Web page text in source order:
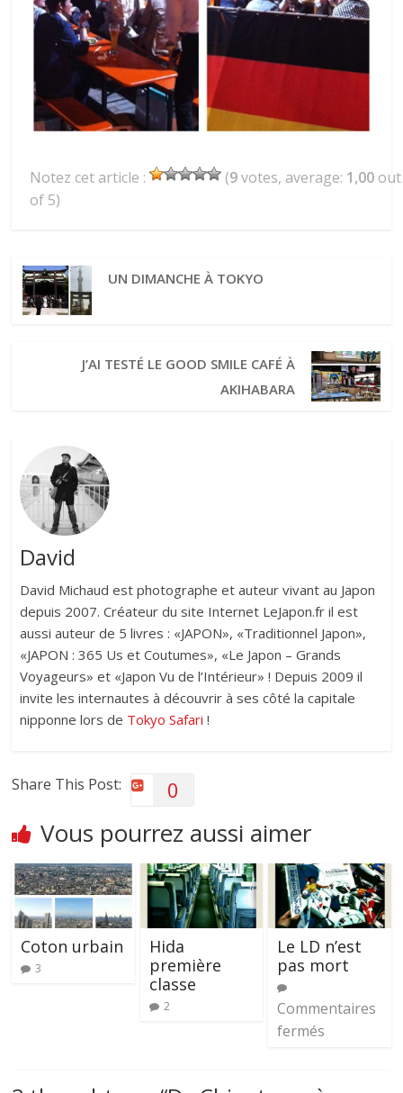
Notez cet article : (9votes, average: 1,00 out
of 5)
UN DIMANCHE À TOKYO
J’AI TESTÉ LE GOOD SMILE CAFÉ À
AKIHABARA
David
David Michaud est photographe et auteur vivant au Japon
depuis 2007. Créateur du site Internet LeJapon.fr il est
aussi auteur de 5 livres : «JAPON», «Traditionnel Japon»,
«JAPON : 365 Us et Coutumes», «Le Japon – Grands
Voyageurs» et «Japon Vu de l’Intérieur» ! Depuis 2009 il
invite les internautes à découvrir à ses côté la capitale
nipponne lors de Tokyo Safari !
Share This Post: 0
Vous pourrez aussi aimer
Coton urbain
3
Hida
première
classe
2
Le LD n’est
pas mort
Commentaires
fermés